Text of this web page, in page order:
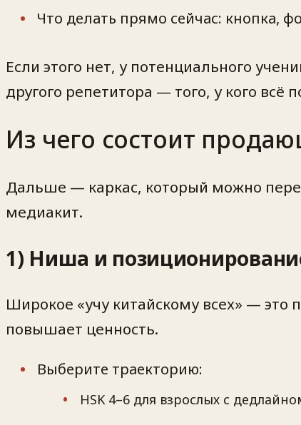
Что делать прямо сейчас: кнопка,
Если этого нет, у потенциального
другого репетитора — того, у кого всё
Из чего состоит
Дальше — каркас, который можно
медиакит.
1) Ниша и
Широкое «учу китайскому всех» —
повышает ценность.
Выберите траекторию:
HSK 4–6 для взрослых с